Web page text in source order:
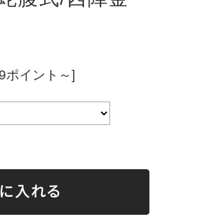
ポイント～]